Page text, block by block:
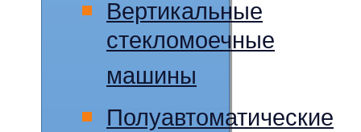
Вертикальные
стекломоечные
машины
Полуавтоматические